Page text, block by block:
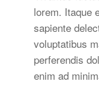
lorem. Itaque
sapiente
voluptatibus
perferendis
enim ad